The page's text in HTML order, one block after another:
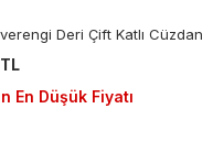
Deri Çift Katlı Cüzdan
En Düşük Fiyatı